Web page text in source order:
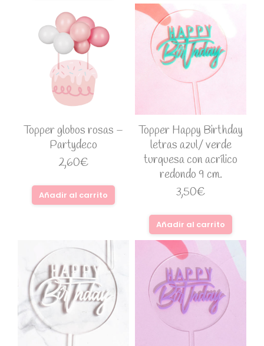
Topper globos rosas –
Partydeco
2,60€
Añadir al carrito
Topper Happy Birthday
letras azul/ verde
turquesa con acrílico
redondo 9 cm.
3,50€
Añadir al carrito